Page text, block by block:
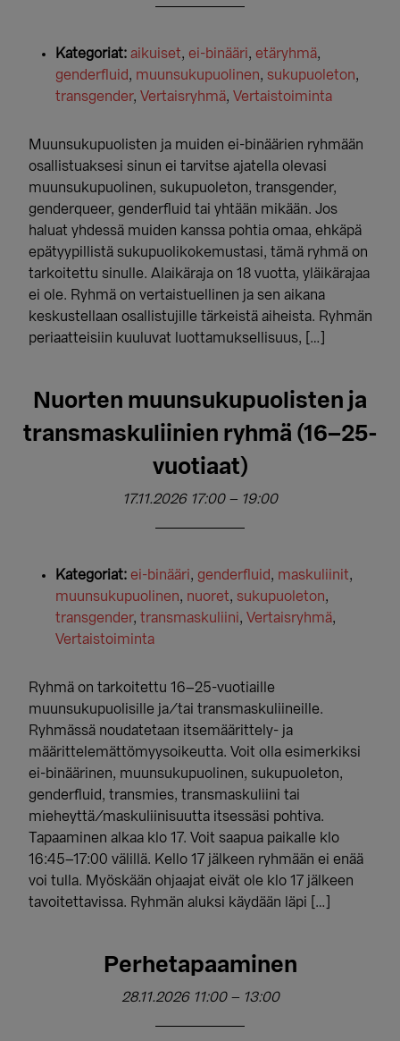
Kategoriat: aikuiset,ei-binääri,etäryhmä,
genderfluid, muunsukupuolinen, sukupuoleton,
transgender,Vertaisryhmä,Vertaistoiminta
Muunsukupuolisten ja muiden ei-binäärien ryhmään
osallistuaksesi sinun ei tarvitse ajatella olevasi
muunsukupuolinen, sukupuoleton, transgender,
genderqueer, genderfluid tai yhtään mikään. Jos
haluat yhdessä muiden kanssa pohtia omaa, ehkäpä
epätyypillistä sukupuolikokemustasi, tämä ryhmä on
tarkoitettu sinulle. Alaikäraja on 18 vuotta, yläikärajaa
ei ole. Ryhmä on vertaistuellinen ja sen aikana
keskustellaan osallistujille tärkeistä aiheista. Ryhmän
periaatteisiin kuuluvat luottamuksellisuus, […]
Nuorten muunsukupuolisten ja
transmaskuliinien ryhmä (16–25-
vuotiaat)
17.11.2026 17:00– 19:00
Kategoriat: ei-binääri, genderfluid, maskuliinit,
muunsukupuolinen, nuoret, sukupuoleton,
transgender,transmaskuliini,Vertaisryhmä,
Vertaistoiminta
Ryhmä on tarkoitettu 16–25-vuotiaille
muunsukupuolisille ja/tai transmaskuliineille.
Ryhmässä noudatetaan itsemäärittely- ja
määrittelemättömyysoikeutta. Voit olla esimerkiksi
ei-binäärinen, muunsukupuolinen, sukupuoleton,
genderfluid, transmies, transmaskuliini tai
mieheyttä/maskuliinisuutta itsessäsi pohtiva.
Tapaaminen alkaa klo 17. Voit saapua paikalle klo
16:45–17:00 välillä. Kello 17 jälkeen ryhmään ei enää
voi tulla. Myöskään ohjaajat eivät ole klo 17 jälkeen
tavoitettavissa. Ryhmän aluksi käydään läpi […]
Perhetapaaminen
28.11.2026 11:00– 13:00